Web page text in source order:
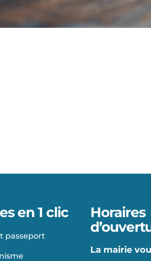
en 1 clic
passeport
Horaires
La mairie